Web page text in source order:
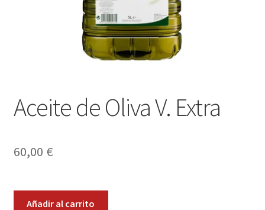
Menaje, Complementos y Servicios
Novedades
Ofertas
Aceite de Oliva V. Extra
60,00 €
Añadir al carrito